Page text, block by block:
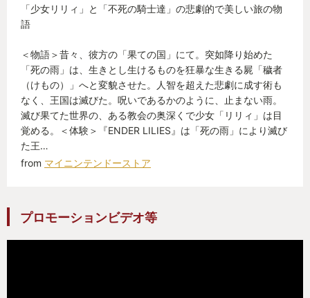
「少女リリィ」と「不死の騎士達」の悲劇的で美しい旅の物
語
＜物語＞昔々、彼方の「果ての国」にて。突如降り始めた
「死の雨」は、生きとし生けるものを狂暴な生きる屍「穢者
（けもの）」へと変貌させた。人智を超えた悲劇に成す術も
なく、王国は滅びた。呪いであるかのように、止まない雨。
滅び果てた世界の、ある教会の奥深くで少女「リリィ」は目
覚める。＜体験＞『ENDER LILIES』は「死の雨」により滅び
た王…
from マイニンテンドーストア
プロモーションビデオ等